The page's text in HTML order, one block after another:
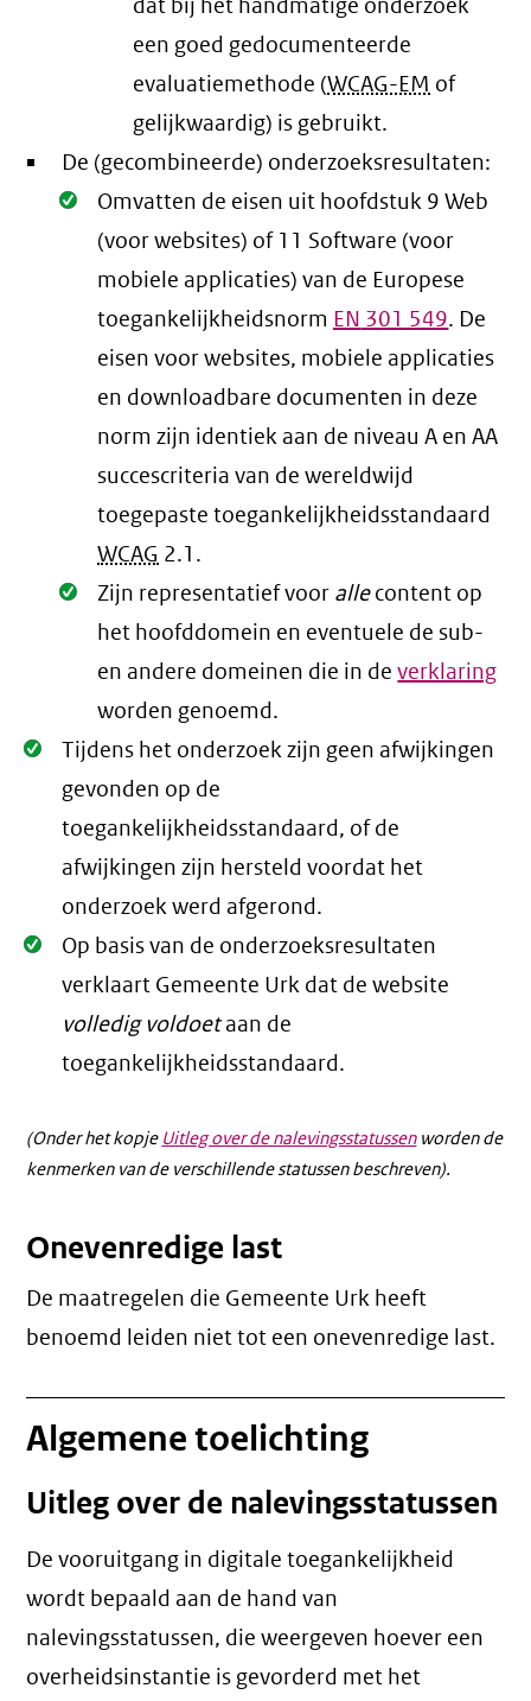
dat bij het handmatige onderzoek
een goed gedocumenteerde
evaluatiemethode (WCAG-EM of
gelijkwaardig) is gebruikt.
De (gecombineerde) onderzoeksresultaten:
Oké.
Omvatten de eisen uit hoofdstuk 9 Web
(voor websites) of 11 Software (voor
mobiele applicaties) van de Europese
toegankelijkheidsnorm EN 301 549. De
eisen voor websites, mobiele applicaties
en downloadbare documenten in deze
norm zijn identiek aan de niveau A en AA
succescriteria van de wereldwijd
toegepaste toegankelijkheidsstandaard
WCAG 2.1 .
Oké.
Zijn representatief voor allecontent op
het hoofddomein en eventuele de sub-
en andere domeinen die in deverklaring
worden genoemd.
Oké.
Tijdens het onderzoek zijn geen afwijkingen
gevonden op de
toegankelijkheidsstandaard, of de
afwijkingen zijn hersteld voordat het
onderzoek werd afgerond.
Oké.
Op basis van de onderzoeksresultaten
verklaart Gemeente Urk dat de website
volledig voldoetaan de
toegankelijkheidsstandaard.
(Onder het kopje Uitleg over de nalevingsstatussenworden de
kenmerken van de verschillende statussen beschreven).
Onevenredige last
De maatregelen die Gemeente Urk heeft
benoemd leiden niet tot een onevenredige last.
Algemene toelichting
Uitleg over de nalevingsstatussen
De vooruitgang in digitale toegankelijkheid
wordt bepaald aan de hand van
nalevingsstatussen, die weergeven hoever een
overheidsinstantie is gevorderd met het